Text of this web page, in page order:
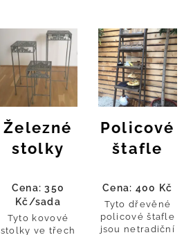
Železné
stolky
Cena: 350
Kč/sada
Tyto kovové
stolky ve třech
Policové
štafle
Cena: 400 Kč
Tyto dřevěné
policové štafle
jsou netradiční